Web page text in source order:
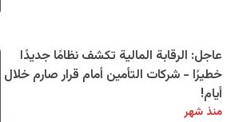
عاجل: الرقابة المالية تكشف نظامًا جديدًا
خطيرًا - شركات التأمين أمام قرار صارم خلال
أيام!
منذ شهر